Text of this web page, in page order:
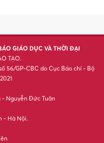
GIÁO DỤC VÀ THỜI ĐẠI
TẠO.
56/GP-CBC do Cục Báo chí - Bộ
- Nguyễn Đức Tuân
- Hà Nội.